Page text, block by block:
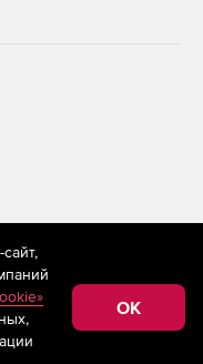
применяются
технологии
сбора,
к
Федерации)
OK